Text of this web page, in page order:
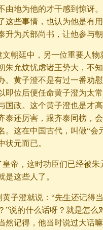
由地为他的才干感到惊讶
这些事情，也认为他是有
升为兵部尚书，让他参与朝
文朝廷中，另一位重要人物
朱允炆忧虑诸王势大，不
。黄子澄不是有过一番劝
即位后便任命黄子澄为太
国政。这个黄子澄也是才
泰还厉害，跟齐泰同榜，
。这在中国古代，叫做“会
状元而已。
帝，这时功臣们已经被朱
是这些人了。
黄子澄就说：“先生还记得
”说的什么话呀？就是怎么
然记得，他当时说过大话